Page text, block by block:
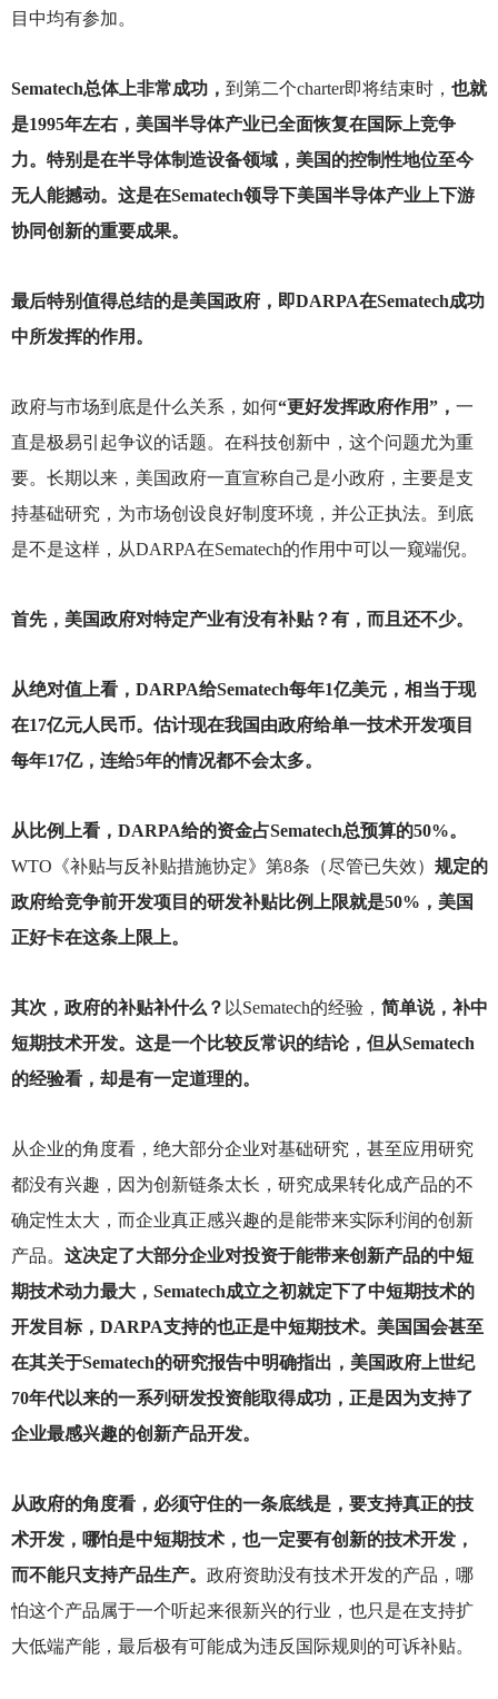
目中均有参加。
Sematech总体上非常成功， 到第二个charter即将结束时， 也就
是1995年左右，美国半导体产业已全面恢复在国际上竞争
力。特别是在半导体制造设备领域，美国的控制性地位至今
无人能撼动。这是在Sematech领导下美国半导体产业上下游
协同创新的重要成果。
最后特别值得总结的是美国政府，即DARPA在Sematech成功
中所发挥的作用。
政府与市场到底是什么关系，如何“更好发挥政府作用”， 一
直是极易引起争议的话题。在科技创新中，这个问题尤为重
要。长期以来，美国政府一直宣称自己是小政府，主要是支
持基础研究，为市场创设良好制度环境，并公正执法。到底
是不是这样，从DARPA在Sematech的作用中可以一窥端倪。
首先，美国政府对特定产业有没有补贴？有，而且还不少。
从绝对值上看，DARPA给Sematech每年1亿美元，相当于现
在17亿元人民币。估计现在我国由政府给单一技术开发项目
每年17亿，连给5年的情况都不会太多。
从比例上看，DARPA给的资金占Sematech总预算的50%。
WTO 《补贴与反补贴措施协定》第8条（尽管已失效） 规定的
政府给竞争前开发项目的研发补贴比例上限就是50%，美国
正好卡在这条上限上。
其次，政府的补贴补什么？ 以Sematech的经验， 简单说，补中
短期技术开发。这是一个比较反常识的结论，但从Sematech
的经验看，却是有一定道理的。
从企业的角度看，绝大部分企业对基础研究，甚至应用研究
都没有兴趣，因为创新链条太长，研究成果转化成产品的不
确定性太大，而企业真正感兴趣的是能带来实际利润的创新
产品。 这决定了大部分企业对投资于能带来创新产品的中短
期技术动力最大，Sematech成立之初就定下了中短期技术的
开发目标，DARPA支持的也正是中短期技术。美国国会甚至
在其关于Sematech的研究报告中明确指出，美国政府上世纪
70年代以来的一系列研发投资能取得成功，正是因为支持了
企业最感兴趣的创新产品开发。
从政府的角度看，必须守住的一条底线是，要支持真正的技
术开发，哪怕是中短期技术，也一定要有创新的技术开发，
而不能只支持产品生产。 政府资助没有技术开发的产品，哪
怕这个产品属于一个听起来很新兴的行业，也只是在支持扩
大低端产能，最后极有可能成为违反国际规则的可诉补贴。